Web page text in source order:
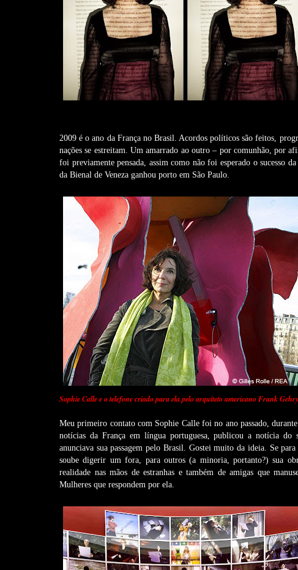
2009 é o ano da França no Brasil. Acordos políticos são feitos,
nações se estreitam. Um amarrado ao outro – por comunhão, por
foi previamente pensada, assim como não foi esperado o sucesso
da Bienal de Veneza ganhou porto em São Paulo.
Sophie Calle e o telefone criado para ela pelo arquiteto americano Frank
Meu primeiro contato com Sophie Calle foi no ano passado,
notícias da França em língua portuguesa, publicou a notícia do
anunciava sua passagem pelo Brasil. Gostei muito da ideia. Se
soube digerir um fora, para outros (a minoria, portanto?) sua
realidade nas mãos de estranhas e também de amigas que
Mulheres que respondem por ela.